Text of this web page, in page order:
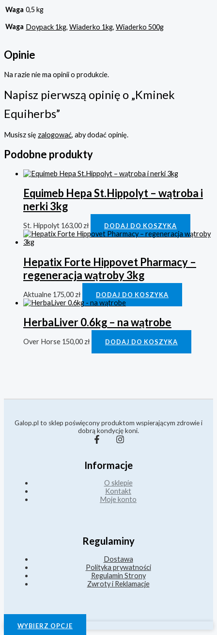
Waga 0,5 kg
Waga Doypack 1kg, Wiaderko 1kg, Wiaderko 500g
Opinie
Na razie nie ma opinii o produkcie.
Napisz pierwszą opinię o „Kminek
Equiherbs”
Musisz się zalogować, aby dodać opinię.
Podobne produkty
Equimeb Hepa St.Hippolyt – wątroba i
nerki 3kg
St. Hippolyt 163,00 zł DODAJ DO KOSZYKA
Hepatix Forte Hippovet Pharmacy –
regeneracja wątroby 3kg
Aktualne 175,00 zł DODAJ DO KOSZYKA
HerbaLiver 0.6kg – na wątrobe
Over Horse 150,00 zł DODAJ DO KOSZYKA
Galop.pl to sklep poświęcony produktom wspierającym zdrowie i
dobrą kondycję koni.
Informacje
O sklepie
Kontakt
Moje konto
Regulaminy
Dostawa
Polityka prywatności
Regulamin Strony
Zwroty i Reklamacje
WYBIERZ OPCJE